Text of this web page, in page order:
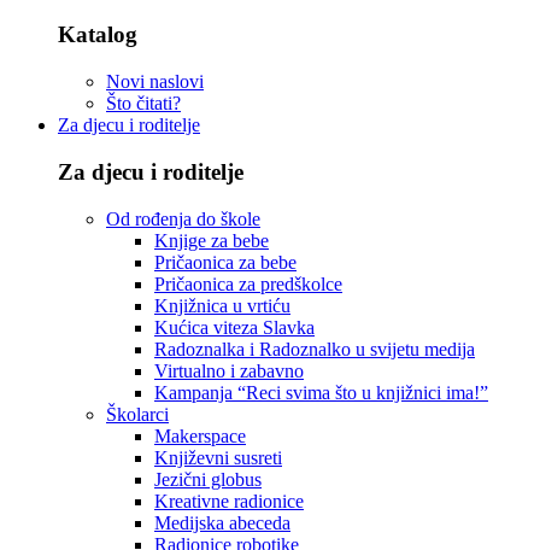
Katalog
Novi naslovi
Što čitati?
Za djecu i roditelje
Za djecu i roditelje
Od rođenja do škole
Knjige za bebe
Pričaonica za bebe
Pričaonica za predškolce
Knjižnica u vrtiću
Kućica viteza Slavka
Radoznalka i Radoznalko u svijetu medija
Virtualno i zabavno
Kampanja “Reci svima što u knjižnici ima!”
Školarci
Makerspace
Književni susreti
Jezični globus
Kreativne radionice
Medijska abeceda
Radionice robotike